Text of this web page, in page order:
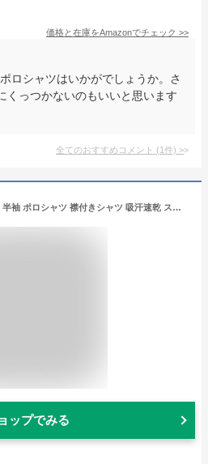
価格と在庫をAmazonでチェック >>
ロシャツはいかがでしょうか。さ
くっつかないのもいいと思います
全てのおすすめコメント (1件) >
[ルコックスポルティフ] 半袖 ポロシャツ 襟付きシャツ 吸汗速乾 ストレッチ ワンポイント トレーニング メンズ UVカット CMX(旧ロゴ) L
ップでみる